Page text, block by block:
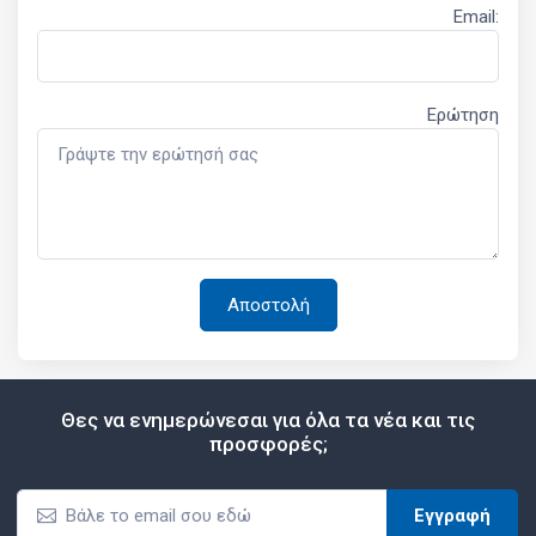
Email:
Ερώτηση
Θες να ενημερώνεσαι για όλα τα νέα και τις
προσφορές;
Εγγραφή